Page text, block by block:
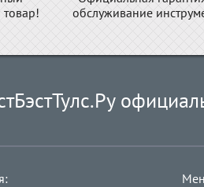
обслуживание